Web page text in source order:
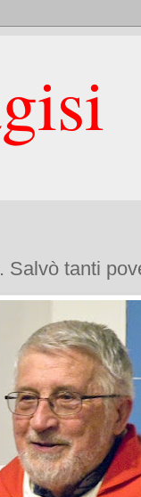
Salvò tanti